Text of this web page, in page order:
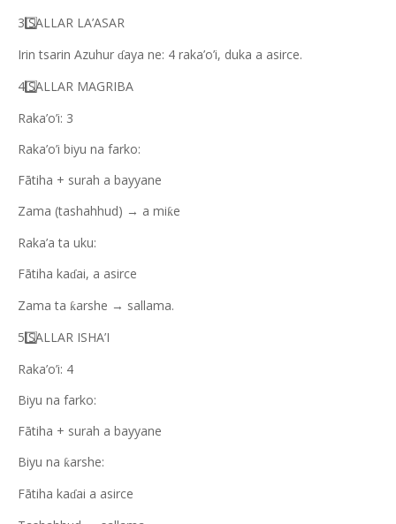
3️SALLAR LA’ASAR
Irin tsarin Azuhur ɗaya ne: 4 raka’o’i, duka a asirce.
4️SALLAR MAGRIBA
Raka’o’i: 3
Raka’o’i biyu na farko:
Fātiha + surah a bayyane
Zama (tashahhud) → a miƙe
Raka’a ta uku:
Fātiha kaɗai, a asirce
Zama ta ƙarshe → sallama.
5️SALLAR ISHA’I
Raka’o’i: 4
Biyu na farko:
Fātiha + surah a bayyane
Biyu na ƙarshe:
Fātiha kaɗai a asirce